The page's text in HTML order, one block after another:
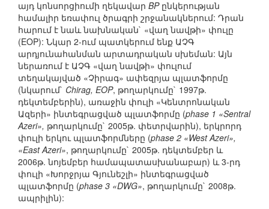
այդ կոնսորցիումի ղեկավար BPընկերության
համալիր եռափուլ ծրագրի շրջանակներում: Դրան
հարում է նաև նախնական` «վաղ նավթի» փուլը
(EOP): Նկար 2-ում պատկերում ենք ԱՉԳ
արդյունահանման արտադրական սխեման: Այն
ներառում է ԱՉԳ «վաղ նավթի» փուլում
տեղակայված «Չիրագ» ափեզրյա պլատֆորմը
(նկարում` Chirag, EOP, թողարկումը` 1997թ.
դեկտեմբերին), առաջին փուլի «Կենտրոնական
Ազերի» ինտեգրացված պլատֆորմը (phase 1 «Sentral
Azeri», թողարկումը` 2005թ. փետրվարին), երկրորդ
փուլի երկու պլատֆորմները (phase 2 «West Azeri»,
«East Azeri», թողարկումը` 2005թ. դեկտեմբեր և
2006թ. նոյեմբեր համապատասխանաբար) և 3-րդ
փուլի «Խորջրյա Գյունեշլի» ինտեգրացված
պլատֆորմը (phase 3 «DWG», թողարկումը` 2008թ.
ապրիլին):